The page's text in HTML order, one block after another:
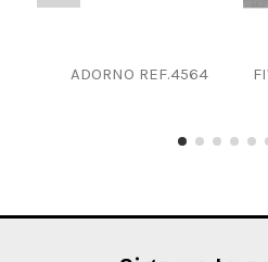
ADORNO REF.4564